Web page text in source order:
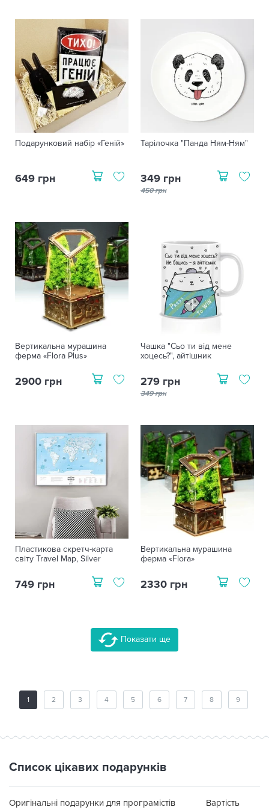
Подарунковий набір «Геній»
649 грн
Тарілочка "Панда Ням-Ням"
349 грн
450 грн
Вертикальна мурашина
ферма «Flora Plus»
2900 грн
Чашка "Сьо ти від мене
хоцесь?", айтішник
279 грн
349 грн
Пластикова скретч-карта
світу Travel Map, Silver
749 грн
Вертикальна мурашина
ферма «Flora»
2330 грн
Показати ще
1 2 3 4 5 6 7 8 9
Список цікавих подарунків
Оригінальні подарунки для програмістів Вартість